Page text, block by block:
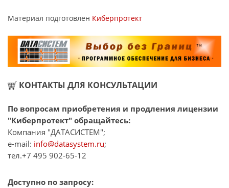
Материал подготовлен Киберпротект
КОНТАКТЫ ДЛЯ КОНСУЛЬТАЦИИ
По вопросам приобретения и продления лицензии
"Киберпротект" обращайтесь:
Компания "ДАТАСИСТЕМ";
e-mail: info@datasystem.ru;
тел.+7 495 902-65-12
Доступно по запросу: